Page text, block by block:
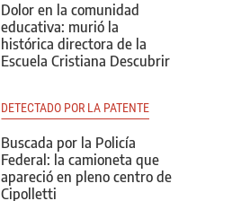
Dolor en la comunidad
educativa: murió la
histórica directora de la
Escuela Cristiana Descubrir
DETECTADO POR LA PATENTE
Buscada por la Policía
Federal: la camioneta que
apareció en pleno centro de
Cipolletti